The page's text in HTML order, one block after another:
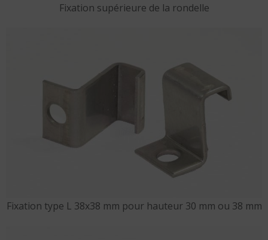
Fixation supérieure de la rondelle
Fixation type L 38x38 mm pour hauteur 30 mm ou 38 mm